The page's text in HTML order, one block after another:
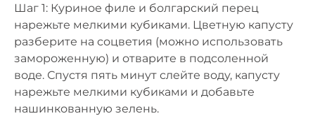
Шаг 1: Куриное филе и болгарский перец
нарежьте мелкими кубиками. Цветную капусту
разберите на соцветия (можно использовать
замороженную) и отварите в подсоленной
воде. Спустя пять минут слейте воду, капусту
нарежьте мелкими кубиками и добавьте
нашинкованную зелень.